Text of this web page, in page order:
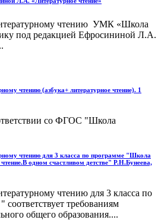
чтению УМК «Школа
под редакцией Ефросининой Л.А.
чтению (азбука+ литературное чтение). 1
со ФГОС "Школа
чтению для 3 класса по программе "Школа
одном счастливом детстве" Р.Н.Бунеева,
чтению для 3 класса по
требованиям
общего образования....